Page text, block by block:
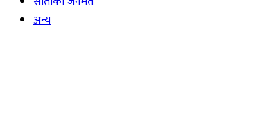
अन्य